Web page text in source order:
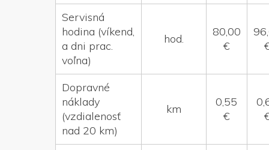
Servisná
hodina (víkend,
a dni prac.
voľna)
hod.
80,00
€
Dopravné
náklady
(vzdialenosť
nad 20 km)
km
0,55
€